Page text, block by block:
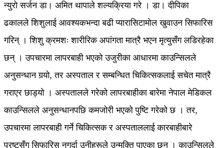
न्युरो सर्जन डा। अमित थापाले शल्यक्रिया गरे । डा। दीपिका
ढकालले शिशुलाई आवश्यकभन्दा बढी प्यारासिटामोल खुवाउन सिफारिस
गरिन् । शिशु क्रमशः शारीरिक अपांगता मात्रै भएन मृत्युसँग लडिरहेका
छन् । उपचारमा लापरबाही भएको उजुरीका आधारमा काउन्सिलले
अनुसन्धान गर्‍यो, तर अस्पताल र सम्बन्धित चिकित्सकलाई सचेत मात्रै
गराएर छाड्यो । अस्पतालले गरेको लापरबाहीका बारेमा नेपाल मेडिकल
काउन्सिलले अनुसन्धानपछि कमजोरी भएको पुष्टि गरेको छ । तर,
उपचारमा लापरबाही गर्ने चिकित्सक र अस्पताललाई कारबाहीबारे
प्रष्टसँग सिफारिस नगर्दा उनीहरूले उन्मुक्ति पाएका छन् । काउन्सिलले